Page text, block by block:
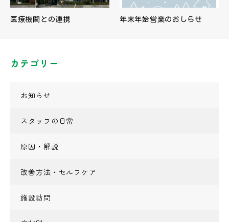
医療機関との連携 年末年始営業のおしらせ
カテゴリー
お知らせ
スタッフの日常
原因・解説
改善方法・セルフケア
施設訪問